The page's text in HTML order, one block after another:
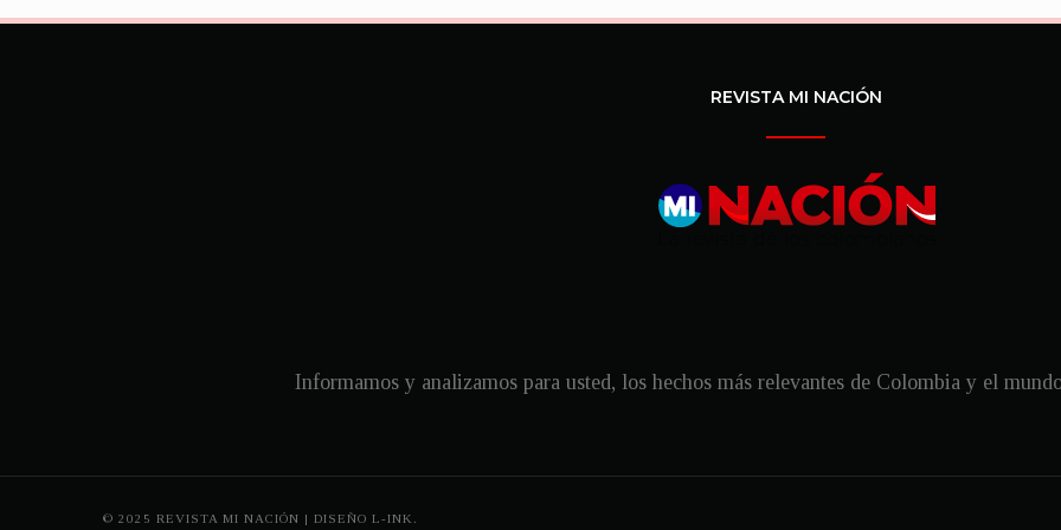
REVISTA MI NACIÓN
Informamos y analizamos para usted, los hechos más relevantes de Colombia y el
© 2025 REVISTA MI NACIÓN | DISEÑO L-INK.